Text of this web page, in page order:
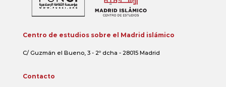
Centro de estudios sobre el Madrid islámico
C/ Guzmán el Bueno, 3 - 2º dcha - 28015 Madrid
Contacto